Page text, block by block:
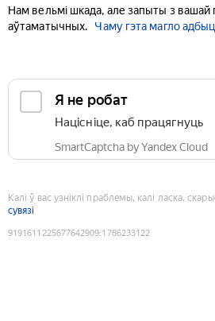
Нам вельмі шкада, але запыты з
аўтаматычных.
Чаму гэта магло
Я не робат
Націсніце, каб працягнуць
SmartCaptcha by Yandex Cloud
Калі ў вас узніклі праблемы, калі ласка,
сувязі
9191611225677642909:1786233122